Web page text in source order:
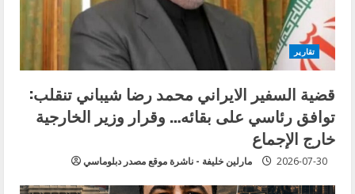
تقارير
قضية السفير الايراني محمد رضا شيباني تنقلب:
توافق رئاسي على بقائه… وقرار وزير الخارجية
خارج الإجماع
مارلين خليفة - ناشرة موقع مصدر دبلوماسي 2026-07-30